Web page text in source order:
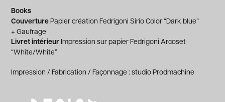
Books
CouverturePapier création Fedrigoni Sirio Color “Dark blue”
+ Gaufrage
Livret intérieurImpression sur papier Fedrigoni Arcoset
“White/White”
Impression / Fabrication / Façonnage : studio Prodmachine